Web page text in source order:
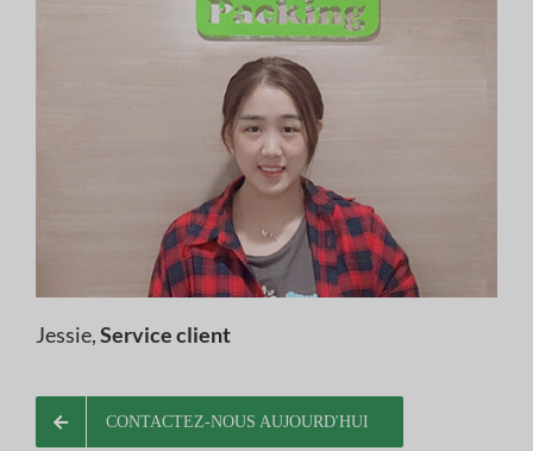
Jessie,Service client
CONTACTEZ-NOUS AUJOURD'HUI